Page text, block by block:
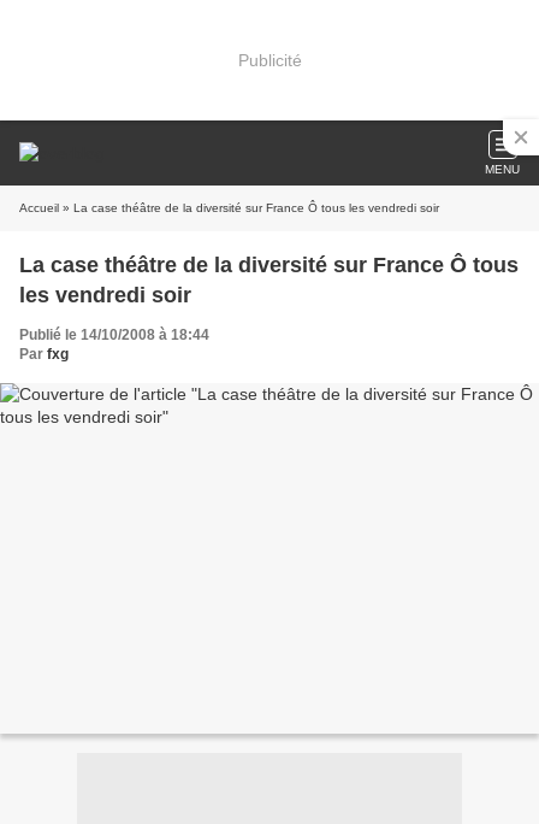
Publicité
MENU
Accueil » La case théâtre de la diversité sur France Ô tous les vendredi soir
La case théâtre de la diversité sur France Ô tous
les vendredi soir
Publié le 14/10/2008 à 18:44
Par fxg